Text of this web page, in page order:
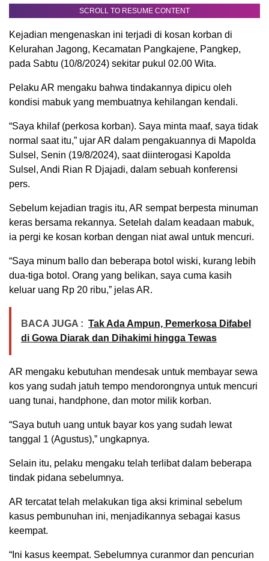
SCROLL TO RESUME CONTENT
Kejadian mengenaskan ini terjadi di kosan korban di
Kelurahan Jagong, Kecamatan Pangkajene, Pangkep,
pada Sabtu (10/8/2024) sekitar pukul 02.00 Wita.
Pelaku AR mengaku bahwa tindakannya dipicu oleh
kondisi mabuk yang membuatnya kehilangan kendali.
“Saya khilaf (perkosa korban). Saya minta maaf, saya tidak
normal saat itu,” ujar AR dalam pengakuannya di Mapolda
Sulsel, Senin (19/8/2024), saat diinterogasi Kapolda
Sulsel, Andi Rian R Djajadi, dalam sebuah konferensi
pers.
Sebelum kejadian tragis itu, AR sempat berpesta minuman
keras bersama rekannya. Setelah dalam keadaan mabuk,
ia pergi ke kosan korban dengan niat awal untuk mencuri.
“Saya minum ballo dan beberapa botol wiski, kurang lebih
dua-tiga botol. Orang yang belikan, saya cuma kasih
keluar uang Rp 20 ribu,” jelas AR.
BACA JUGA : Tak Ada Ampun, Pemerkosa Difabel
di Gowa Diarak dan Dihakimi hingga Tewas
AR mengaku kebutuhan mendesak untuk membayar sewa
kos yang sudah jatuh tempo mendorongnya untuk mencuri
uang tunai, handphone, dan motor milik korban.
“Saya butuh uang untuk bayar kos yang sudah lewat
tanggal 1 (Agustus),” ungkapnya.
Selain itu, pelaku mengaku telah terlibat dalam beberapa
tindak pidana sebelumnya.
AR tercatat telah melakukan tiga aksi kriminal sebelum
kasus pembunuhan ini, menjadikannya sebagai kasus
keempat.
“Ini kasus keempat. Sebelumnya curanmor dan pencurian